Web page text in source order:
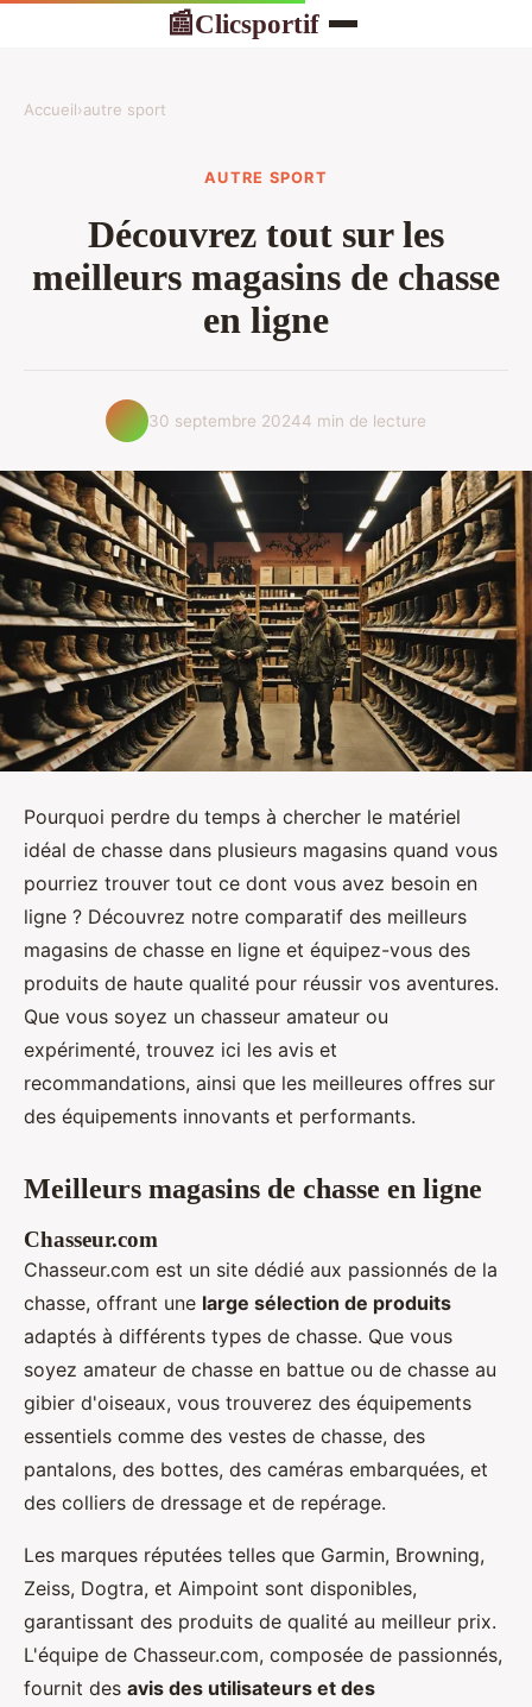
📰Clicsportif
Accueil›autre sport
AUTRE SPORT
Découvrez tout sur les
meilleurs magasins de chasse
en ligne
30 septembre 20244 min de lecture
Pourquoi perdre du temps à chercher le matériel
idéal de chasse dans plusieurs magasins quand vous
pourriez trouver tout ce dont vous avez besoin en
ligne ? Découvrez notre comparatif des meilleurs
magasins de chasse en ligne et équipez-vous des
produits de haute qualité pour réussir vos aventures.
Que vous soyez un chasseur amateur ou
expérimenté, trouvez ici les avis et
recommandations, ainsi que les meilleures offres sur
des équipements innovants et performants.
Meilleurs magasins de chasse en ligne
Chasseur.com
Chasseur.com est un site dédié aux passionnés de la
chasse, offrant une large sélection de produits
adaptés à différents types de chasse. Que vous
soyez amateur de chasse en battue ou de chasse au
gibier d'oiseaux, vous trouverez des équipements
essentiels comme des vestes de chasse, des
pantalons, des bottes, des caméras embarquées, et
des colliers de dressage et de repérage.
Les marques réputées telles que Garmin, Browning,
Zeiss, Dogtra, et Aimpoint sont disponibles,
garantissant des produits de qualité au meilleur prix.
L'équipe de Chasseur.com, composée de passionnés,
fournit des avis des utilisateurs et des